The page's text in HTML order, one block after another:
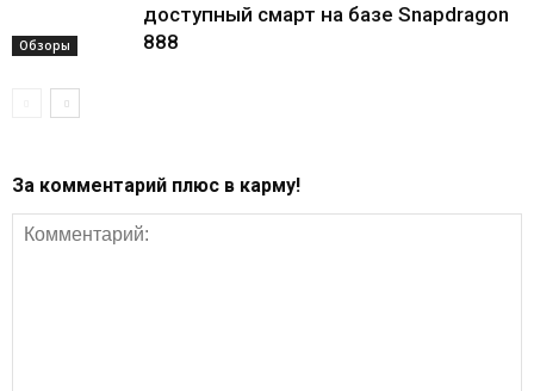
Обзоры
доступный смарт на базе Snapdragon
888
За комментарий плюс в карму!